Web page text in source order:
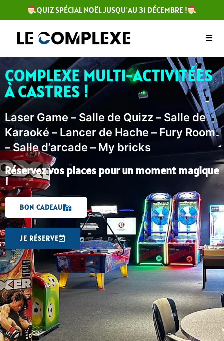
QUIZ SPÉCIAL NOËL JUSQU'AU 31 DÉCEMBRE !
COMPLEXE MULTI-ACTIVITÉES
À CASTRES !​
Laser Game – Salle de Quizz – Salle de
Karaoké – Lancer de Hache – Fury Room
– Salle d’arcade – My bricks
Réservez vos places pour un moment magique
!
BON CADEAU
JE RÉSERVE